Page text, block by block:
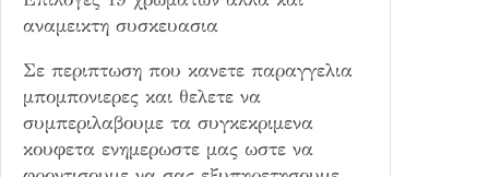
αναμεικτη συσκευασια
Σε περιπτωση που κανετε παραγγελια
μπομπονιερες και θελετε να
συμπεριλαβουμε τα συγκεκριμενα
κουφετα ενημερωστε μας ωστε να